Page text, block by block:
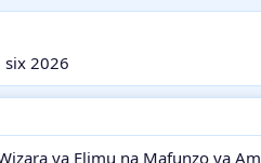
six 2026
ya Elimu na Mafunzo ya